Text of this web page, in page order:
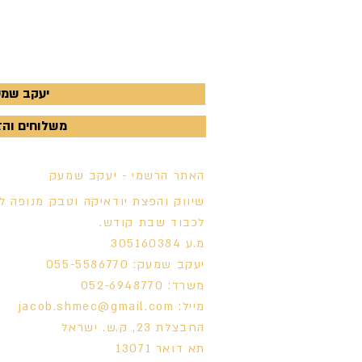
יעקב שמעק -
משלוחים והזמנות -
האתר הרשמי - יעקב שמעק
שיווק והפצת יודאיקה וטבק מנופה
לכבוד שבת קודש.
מ.ע 305160384
יעקב שמעק: 055-5586770
משרד: 052-6948770
מייל: jacob.shmec@gmail.com
החבצלת 23, ק.ש. ישראל
תא דואר 13071